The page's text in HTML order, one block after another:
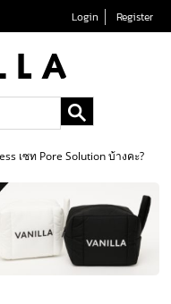
Login Register
เซท Pore Solution บ้างคะ?